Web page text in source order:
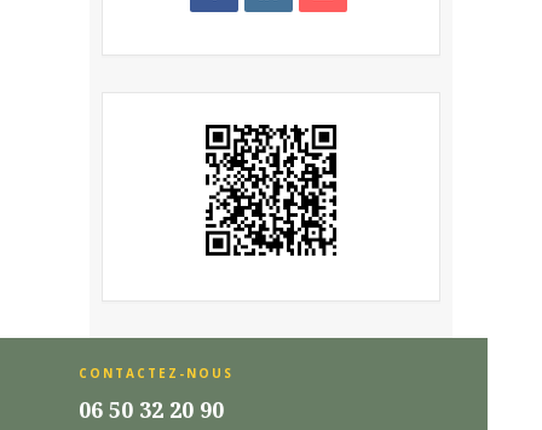
CONTACTEZ-NOUS
06 50 32 20 90